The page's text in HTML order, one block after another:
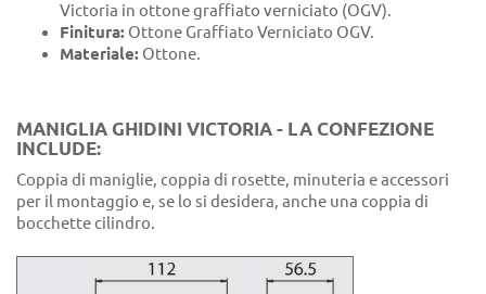
Victoria in ottone graffiato verniciato (OGV).
Finitura: Ottone Graffiato Verniciato OGV.
Materiale: Ottone.
MANIGLIA GHIDINI VICTORIA - LA CONFEZIONE
INCLUDE:
Coppia di maniglie, coppia di rosette, minuteria e accessori
per il montaggio e, se lo si desidera, anche una coppia di
bocchette cilindro.